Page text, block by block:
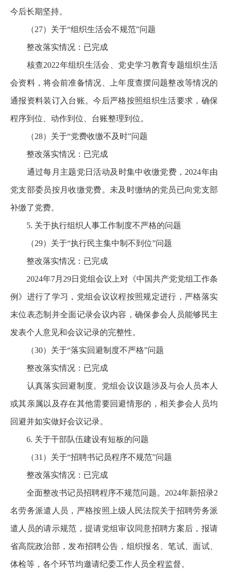
今后长期坚持。
（27）关于“组织生活会不规范”问题
整改落实情况：已完成
核查2022年组织生活会、党史学习教育专题组织生活
会资料，将会前准备情况、上年度查摆问题整改等情况的
通报资料装订入台账。今后严格按照组织生活要求，确保
程序到位、动作到位、台账整理到位。
（28）关于“党费收缴不及时”问题
整改落实情况：已完成
通过每月主题党日活动及时集中收缴党费，2024年由
党支部委员按月收缴党费。未及时缴纳的党员已向党支部
补缴了党费。
5. 关于执行组织人事工作制度不严格的问题
（29）关于“执行民主集中制不到位”问题
整改落实情况：已完成
2024年7月29日党组会议上对《中国共产党党组工作条
例》进行了学习，党组会议议程按照规定进行，严格落实
末位表态制并全面记录会议内容，确保参会人员能够民主
发表个人意见和会议记录的完整性。
（30）关于“落实回避制度不严格”问题
整改落实情况：已完成
认真落实回避制度。党组会议议题涉及与会人员本人
或其亲属以及存在其他需要回避情形的，相关参会人员均
回避并如实做好会议记录。
6. 关于干部队伍建设有短板的问题
（31）关于“招聘书记员程序不规范”问题
整改落实情况：已完成
全面整改书记员招聘程序不规范问题。2024年新招录2
名劳务派遣人员，严格按照上级人民法院关于招聘劳务派
遣人员的请示规范，提请党组审议同意招聘方案后，报请
省高院政治部，发布招聘公告，组织报名、笔试、面试、
体检等，各个环节均邀请纪委工作人员全程监督。